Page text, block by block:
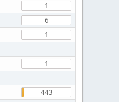
1
6
1
1
443